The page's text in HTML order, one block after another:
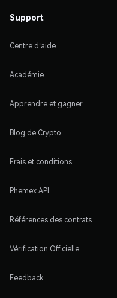
Support
Centre d'aide
Académie
Apprendre et gagner
Blog de Crypto
Frais et conditions
Phemex API
Références des contrats
Vérification Officielle
Feedback